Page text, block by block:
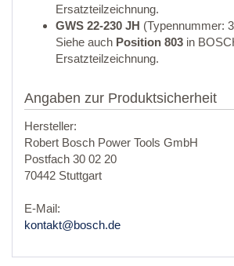
Ersatzteilzeichnung.
GWS 22-230 JH (Typennummer:
Siehe auch Position 803 in
Ersatzteilzeichnung.
Angaben zur Produktsicherheit
Hersteller:
Robert Bosch Power Tools GmbH
Postfach 30 02 20
70442 Stuttgart
E-Mail:
kontakt@bosch.de